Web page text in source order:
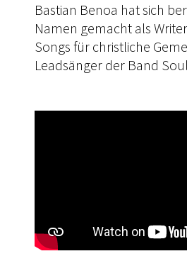
Bastian Benoa hat sich
Namen gemacht als
Songs für christliche
Leadsänger der Band